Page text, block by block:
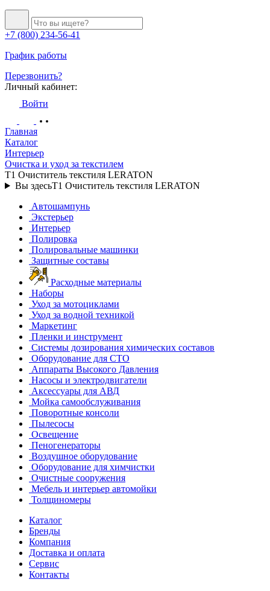
+7 (800) 234-56-41
График работы
Перезвонить?
Личный кабинет:
Войти
Главная
Каталог
Интерьер
Очистка и уход за текстилем
T1 Очиститель текстиля LERATON
Вы здесьT1 Очиститель текстиля LERATON
Автошампунь
Экстерьер
Интерьер
Полировка
Полировальные машинки
Защитные составы
Расходные материалы
Наборы
Уход за мотоциклами
Уход за водной техникой
Маркетинг
Пленки и инструмент
Системы дозирования химических составов
Оборудование для СТО
Аппараты Высокого Давления
Насосы и электродвигатели
Аксессуары для АВД
Мойка самообслуживания
Поворотные консоли
Пылесосы
Освещение
Пеногенераторы
Воздушное оборудование
Оборудование для химчистки
Очистные сооружения
Мебель и интерьер автомойки
Толщиномеры
Каталог
Бренды
Компания
Доставка и оплата
Сервис
Контакты